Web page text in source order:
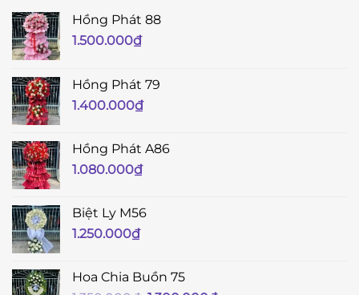
Hồng Phát 88
1.500.000₫
Hồng Phát 79
1.400.000₫
Hồng Phát A86
1.080.000₫
Biệt Ly M56
1.250.000₫
Hoa Chia Buồn 75